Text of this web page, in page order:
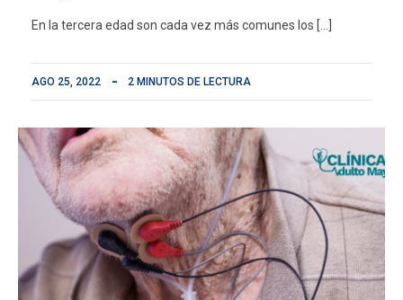
En la tercera edad son cada vez más comunes los […]
AGO 25, 2022 2 MINUTOS DE LECTURA